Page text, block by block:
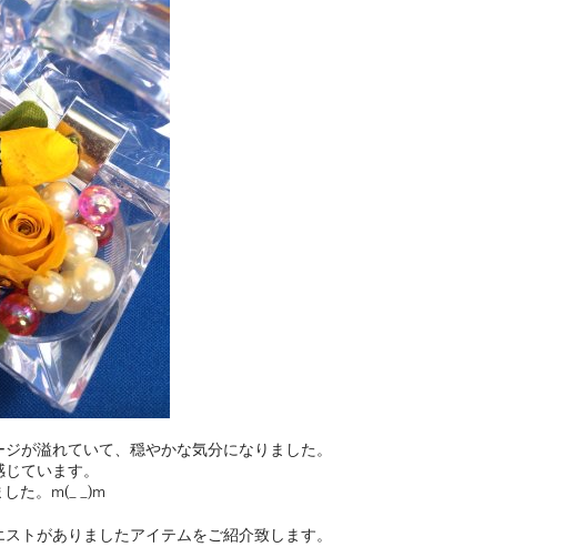
が溢れていて、穏やかな気分になりました。
ています。
た。m(_ _)m
トがありましたアイテムをご紹介致します。